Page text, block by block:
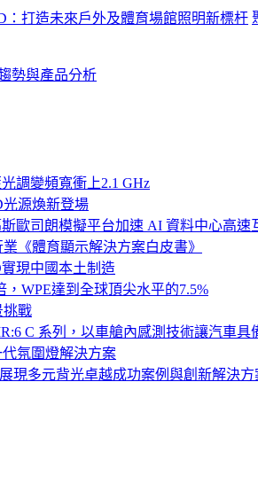
：打造未來戶外及體育場館照明新標杆
勢與產品分析
調變頻寬衝上2.1 GHz
源煥新登場
歐司朗模擬平台加速 AI 資料中心高速
《體育顯示解決方案白皮書》
現中國本土制造
WPE達到全球頂尖水平的7.5%
挑戰
C 系列，以車艙內感測技術讓汽車
氛圍燈解決方案
現多元背光卓越成功案例與創新解決方